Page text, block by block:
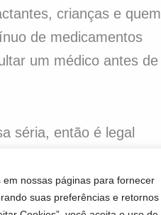
nossas páginas para fornecer
suas preferências e retornos
crianças e quem
de medicamentos
um médico antes de
séria, então é legal
de começar